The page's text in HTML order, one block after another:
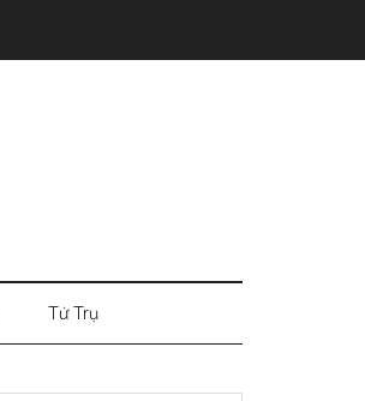
Tứ Trụ